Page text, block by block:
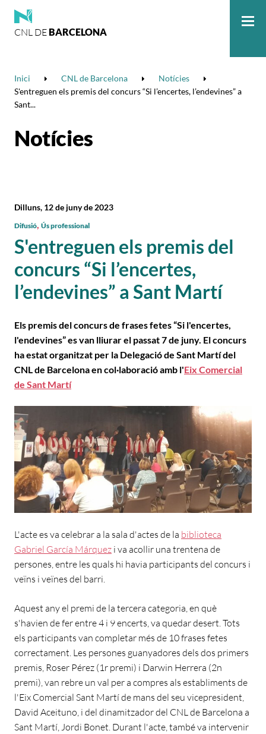
CNL DE BARCELONA
Inici CNL de Barcelona
Notícies
S'entreguen els premis del concurs “Si l’encertes, l’endevines” a
Sant...
Notícies
S'entreguen els premis del
concurs “Si l’encertes,
l’endevines” a Sant Martí
Dilluns, 12 de juny de 2023
Difusió, Ús professional
Els premis del concurs de frases fetes “Si l'encertes,
l'endevines” es van lliurar el passat 7 de juny. El concurs
ha estat organitzat per la Delegació de Sant Martí del
CNL de Barcelona en col·laboració amb l'Eix Comercial
de Sant Martí
L'acte es va celebrar a la sala d'actes de la biblioteca
Gabriel García Márquez i va acollir una trentena de
persones, entre les quals hi havia participants del concurs i
veïns i veïnes del barri.
Aquest any el premi de la tercera categoria, en què
s'havien de fer entre 4 i 9 encerts, va quedar desert. Tots
els participants van completar més de 10 frases fetes
correctament. Les persones guanyadores dels dos primers
premis, Roser Pérez (1r premi) i Darwin Herrera (2n
premi), van rebre un val per a compres als establiments de
l'Eix Comercial Sant Martí de mans del seu vicepresident,
David Aceituno, i del dinamitzador del CNL de Barcelona a
Sant Martí, Jordi Bonet. Durant l'acte, també va intervenir